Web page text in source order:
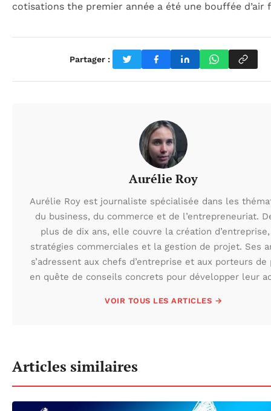
cotisations the premier année a été une bouffée d’air
Partager :
Aurélie Roy
Aurélie Roy est journaliste spécialisée dans les
du business, du commerce et de l’entrepreneuriat.
plus de dix ans, elle couvre la création
stratégies commerciales et la gestion de projet. Ses
s’adressent aux chefs d’entreprise et aux porteurs de
en quête de conseils concrets pour développer leur
VOIR TOUS LES ARTICLES →
Articles similaires